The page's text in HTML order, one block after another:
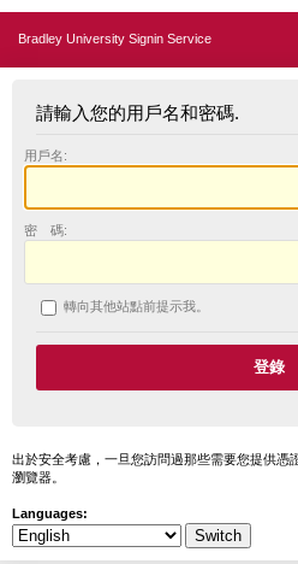
Bradley University Signin Service
請輸入您的用戶名和密碼.
用戶名:
密 碼:
轉向其他站點前提示我。
出於安全考慮，一旦您訪問過那些需要您提供憑
瀏覽器。
Languages: